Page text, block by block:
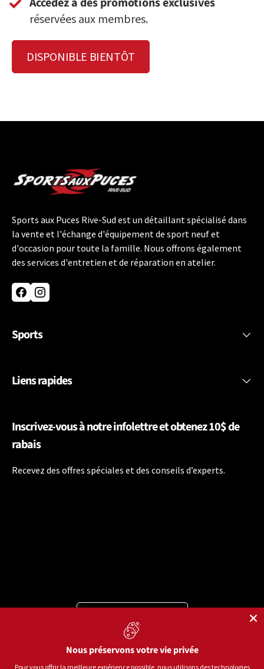
réservées aux membres.
DISPONIBLE BIENTÔT
Sports aux Puces Rive-Sud est un détaillant spécialisé dans
la vente et l'échange d'équipement de sport neuf et
d'occasion pour toute la famille. Nous offrons également
des services d'entretien et de réparation en atelier.
FacebookInstagram
Sports
Liens rapides
Inscrivez-vous à notre infolettre et obtenez 10$ de
rabais
Recevez des offres spéciales et des conseils d’experts.
Moyens de paiement acceptés
Langue
Nous préservons votre vie privée
Pour vous offrir la meilleure expérience possible, nous utilisons des technologies